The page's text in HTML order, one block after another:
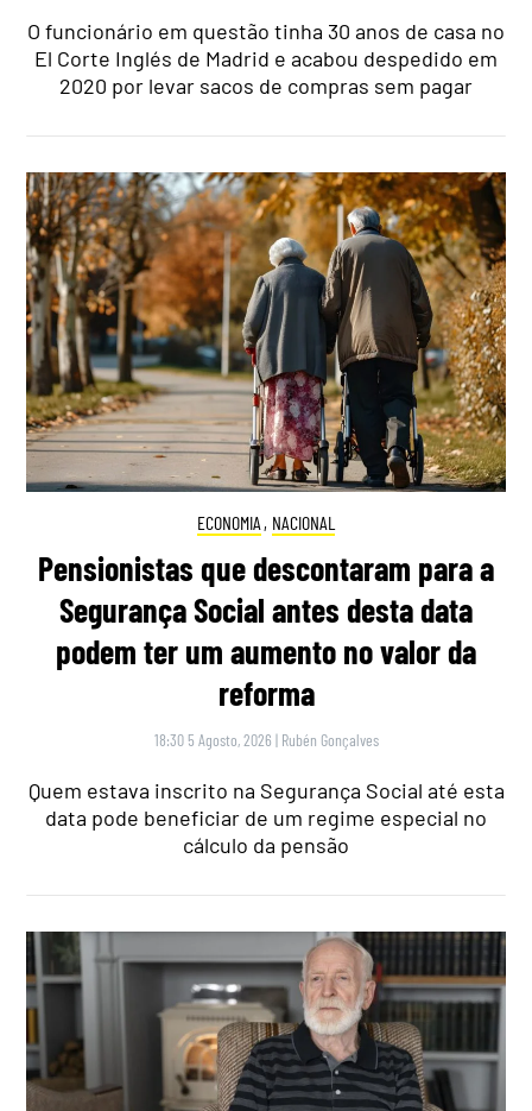
O funcionário em questão tinha 30 anos de casa no
El Corte Inglés de Madrid e acabou despedido em
2020 por levar sacos de compras sem pagar
ECONOMIA , NACIONAL
Pensionistas que descontaram para a
Segurança Social antes desta data
podem ter um aumento no valor da
reforma
18:30 5 Agosto, 2026 | Rubén Gonçalves
Quem estava inscrito na Segurança Social até esta
data pode beneficiar de um regime especial no
cálculo da pensão